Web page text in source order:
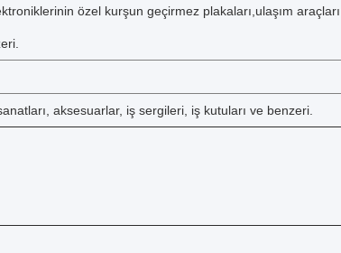
özel kurşun geçirmez plakaları,ulaşım araçları ,
aksesuarlar, iş sergileri, iş kutuları ve benzeri.